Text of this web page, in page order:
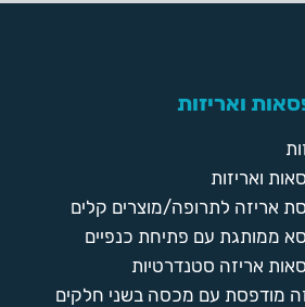
ואריזות
ואריזות
אריזה לתרופה/מוצרים קלים
ממותגת עם פתיחת כנפיים
אריזה סטנדרטיות
מודפסת עם מכסה בשני חלקים